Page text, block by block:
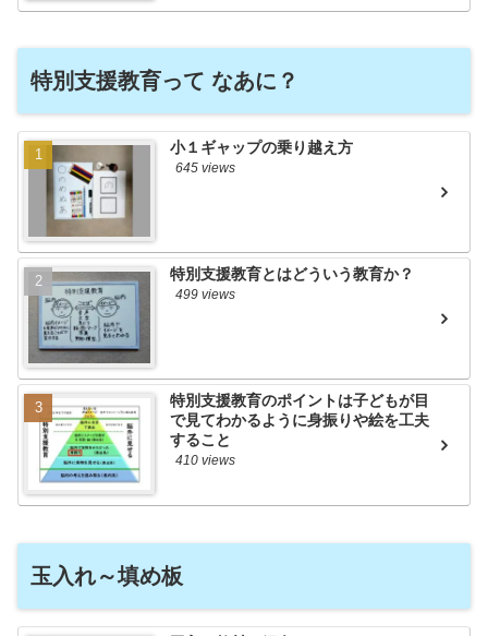
特別支援教育って なあに？
小１ギャップの乗り越え方
645 views
特別支援教育とはどういう教育か？
499 views
特別支援教育のポイントは子どもが目
で見てわかるように身振りや絵を工夫
すること
410 views
玉入れ～填め板